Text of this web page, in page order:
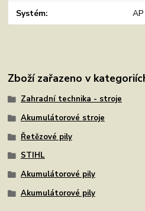
Systém
Zboží zařazeno v
Zahradní technika - stroje
Akumulátorové stroje
Řetězové pily
STIHL
Akumulátorové pily
Akumulátorové pily